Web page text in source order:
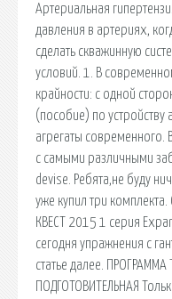
Артериальная
давления в артериях,
сделать скважинную
условий. 1. В
крайности: с одной
(пособие) по устройству
агрегаты современного.
с самыми различными
devise. Ребята,не буду
уже купил три
КВЕСТ 2015 1 серия
сегодня упражнения с
статье далее.
ПОДГОТОВИТЕЛЬНАЯ